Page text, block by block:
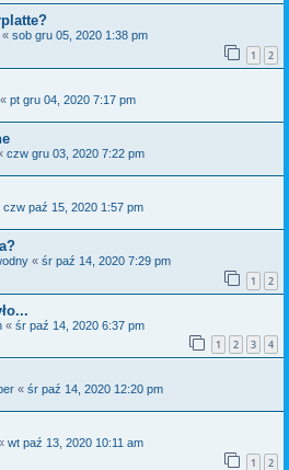
« sob gru 05, 2020 1:38 pm
1 2
« pt gru 04, 2020 7:17 pm
czw gru 03, 2020 7:22 pm
czw paź 15, 2020 1:57 pm
« śr paź 14, 2020 7:29 pm
1 2
« śr paź 14, 2020 6:37 pm
1 2 3 4
« śr paź 14, 2020 12:20 pm
wt paź 13, 2020 10:11 am
1 2